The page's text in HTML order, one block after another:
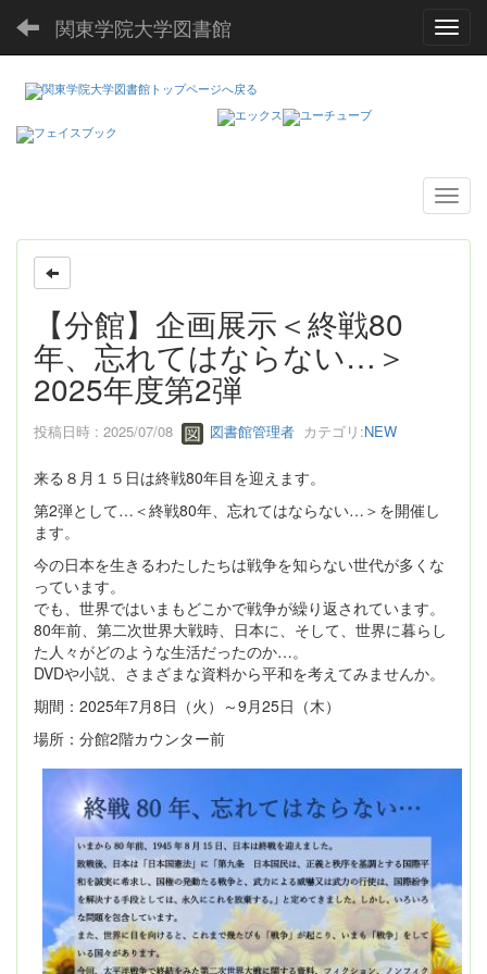
関東学院大学図書館
【分館】企画展示＜終戦80
年、忘れてはならない…＞
2025年度第2弾
投稿日時 : 2025/07/08 図書館管理者 カテゴリ:NEW
来る８月１５日は終戦80年目を迎えます。
第2弾として…＜終戦80年、忘れてはならない…＞を開催し
ます。
今の日本を生きるわたしたちは戦争を知らない世代が多くな
っています。
でも、世界ではいまもどこかで戦争が繰り返されています。
80年前、第二次世界大戦時、日本に、そして、世界に暮らし
た人々がどのような生活だったのか…。
DVDや小説、さまざまな資料から平和を考えてみませんか。
期間：2025年7月8日（火）～9月25日（木）
場所：分館2階カウンター前